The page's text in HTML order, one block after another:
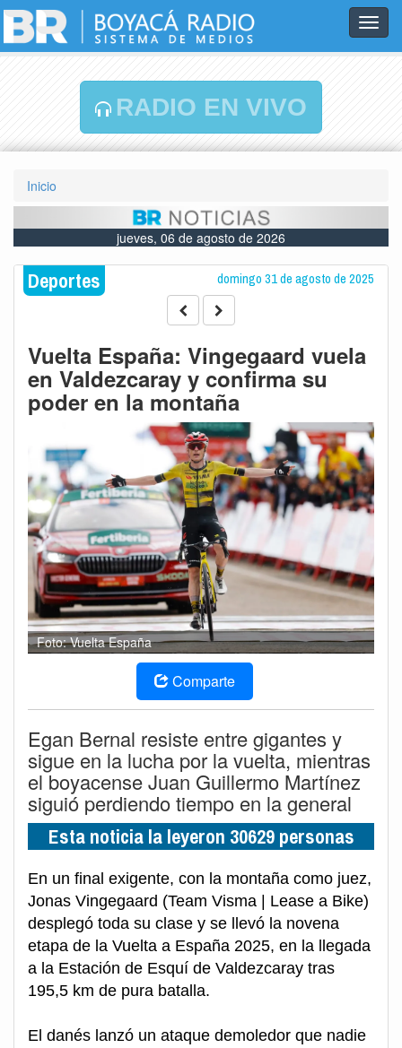
RADIO EN VIVO
Inicio
jueves, 06 de agosto de 2026
Deportes domingo 31 de agosto de 2025
Vuelta España: Vingegaard vuela
en Valdezcaray y confirma su
poder en la montaña
Foto: Vuelta España
Comparte
Egan Bernal resiste entre gigantes y
sigue en la lucha por la vuelta, mientras
el boyacense Juan Guillermo Martínez
siguió perdiendo tiempo en la general
Esta noticia la leyeron 30629 personas
En un final exigente, con la montaña como juez,
Jonas Vingegaard (Team Visma | Lease a Bike)
desplegó toda su clase y se llevó la novena
etapa de la Vuelta a España 2025, en la llegada
a la Estación de Esquí de Valdezcaray tras
195,5 km de pura batalla.
El danés lanzó un ataque demoledor que nadie